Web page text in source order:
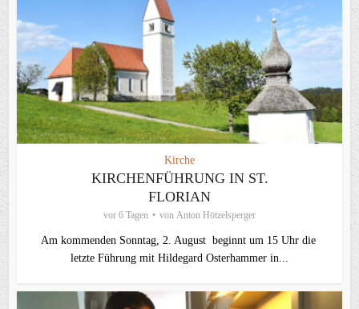
Kirche
KIRCHENFÜHRUNG IN ST.
FLORIAN
vor 6 Tagen von Anton Hötzelsperger
Am kommenden Sonntag, 2. August beginnt um 15 Uhr die
letzte Führung mit Hildegard Osterhammer in...